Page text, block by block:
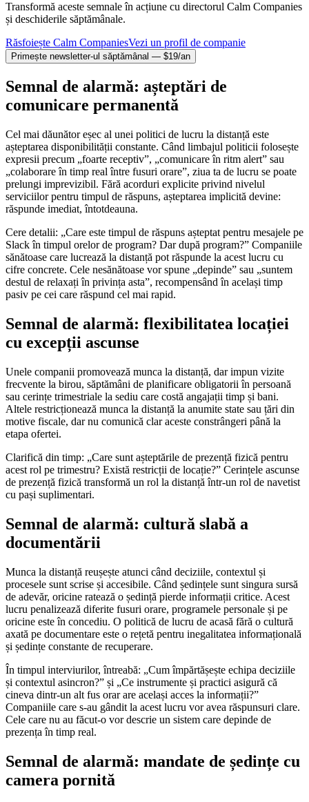
Transformă aceste semnale în acțiune cu directorul Calm Companies
și deschiderile săptămânale.
Răsfoiește Calm CompaniesVezi un profil de companie
Primește newsletter-ul săptămânal — $19/an
Semnal de alarmă: așteptări de
comunicare permanentă
Cel mai dăunător eșec al unei politici de lucru la distanță este
așteptarea disponibilității constante. Când limbajul politicii folosește
expresii precum „foarte receptiv”, „comunicare în ritm alert” sau
„colaborare în timp real între fusuri orare”, ziua ta de lucru se poate
prelungi imprevizibil. Fără acorduri explicite privind nivelul
serviciilor pentru timpul de răspuns, așteptarea implicită devine:
răspunde imediat, întotdeauna.
Cere detalii: „Care este timpul de răspuns așteptat pentru mesajele pe
Slack în timpul orelor de program? Dar după program?” Companiile
sănătoase care lucrează la distanță pot răspunde la acest lucru cu
cifre concrete. Cele nesănătoase vor spune „depinde” sau „suntem
destul de relaxați în privința asta”, recompensând în același timp
pasiv pe cei care răspund cel mai rapid.
Semnal de alarmă: flexibilitatea locației
cu excepții ascunse
Unele companii promovează munca la distanță, dar impun vizite
frecvente la birou, săptămâni de planificare obligatorii în persoană
sau cerințe trimestriale la sediu care costă angajații timp și bani.
Altele restricționează munca la distanță la anumite state sau țări din
motive fiscale, dar nu comunică clar aceste constrângeri până la
etapa ofertei.
Clarifică din timp: „Care sunt așteptările de prezență fizică pentru
acest rol pe trimestru? Există restricții de locație?” Cerințele ascunse
de prezență fizică transformă un rol la distanță într-un rol de navetist
cu pași suplimentari.
Semnal de alarmă: cultură slabă a
documentării
Munca la distanță reușește atunci când deciziile, contextul și
procesele sunt scrise și accesibile. Când ședințele sunt singura sursă
de adevăr, oricine ratează o ședință pierde informații critice. Acest
lucru penalizează diferite fusuri orare, programele personale și pe
oricine este în concediu. O politică de lucru de acasă fără o cultură
axată pe documentare este o rețetă pentru inegalitatea informațională
și ședințe constante de recuperare.
În timpul interviurilor, întreabă: „Cum împărtășește echipa deciziile
și contextul asincron?” și „Ce instrumente și practici asigură că
cineva dintr-un alt fus orar are același acces la informații?”
Companiile care s-au gândit la acest lucru vor avea răspunsuri clare.
Cele care nu au făcut-o vor descrie un sistem care depinde de
prezența în timp real.
Semnal de alarmă: mandate de ședințe cu
camera pornită